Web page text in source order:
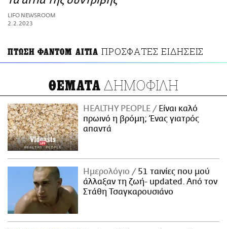
ΑΜΠΑ
PRINT
LIFO NEWSROOM
2.2.2023
ΠΤΩΣΗ ΦΑΝΤΟΜ ΑΙΤΙΑ ΠΡΟΣΦΑΤΕΣ ΕΙΔΗΣΕΙΣ
ΘΕΜΑΤΑ ΔΗΜΟΦΙΛΗ
HEALTHY PEOPLE
Είναι καλό
πρωινό η βρόμη; Ένας γιατρός
απαντά
Ημερολόγιο
51 ταινίες που μού
άλλαξαν τη ζωή- updated. Aπό τον
Στάθη Τσαγκαρουσιάνο